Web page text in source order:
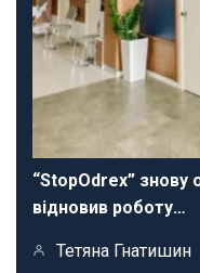
“StopOdrex” знову
відновив роботу…
Тетяна Гнатишин